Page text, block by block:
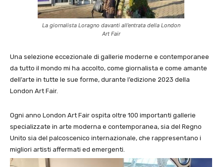
La giornalista Loragno davanti all’entrata della London
Art Fair
Una selezione eccezionale di gallerie moderne e contemporanee
da tutto il mondo mi ha accolto, come giornalista e come amante
dell’arte in tutte le sue forme, durante l’edizione 2023 della
London Art Fair.
Ogni anno London Art Fair ospita oltre 100 importanti gallerie
specializzate in arte moderna e contemporanea, sia del Regno
Unito sia del palcoscenico internazionale, che rappresentano i
migliori artisti affermati ed emergenti.